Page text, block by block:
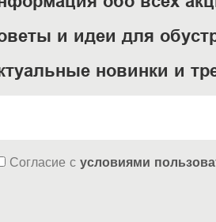
и идеи для
новинки и
Согласие с условиями